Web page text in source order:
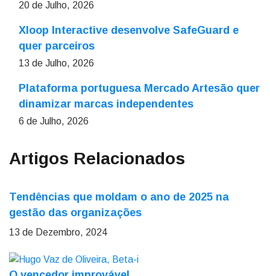
20 de Julho, 2026
Xloop Interactive desenvolve SafeGuard e
quer parceiros
13 de Julho, 2026
Plataforma portuguesa Mercado Artesão quer
dinamizar marcas independentes
6 de Julho, 2026
Artigos Relacionados
Tendências que moldam o ano de 2025 na
gestão das organizações
13 de Dezembro, 2024